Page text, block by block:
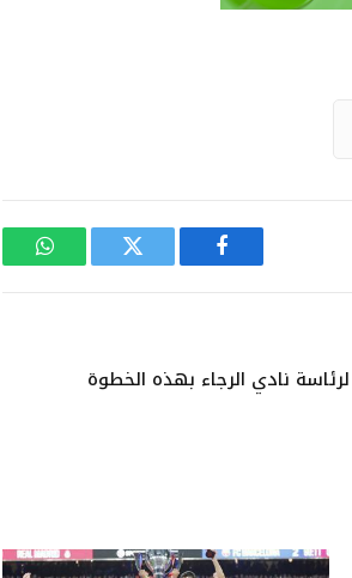
فيسبوك تويتر
نادي الرجاء بهذه الخطوة